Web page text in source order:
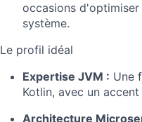
occasions
système.
Le profil idéal
Expertise JVM : Une
Kotlin, avec un
Architecture